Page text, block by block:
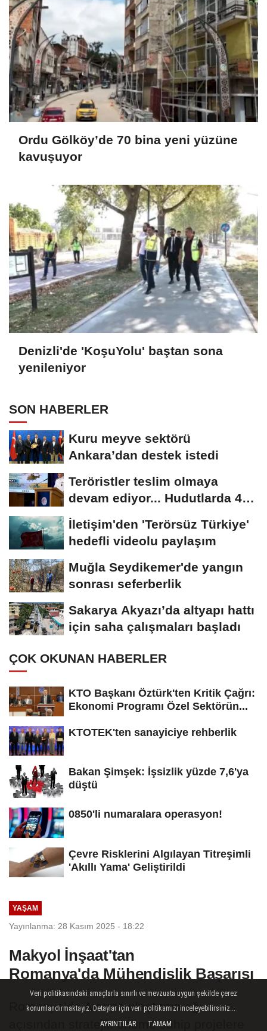
Ordu Gölköy’de 70 bina yeni yüzüne
kavuşuyor
Denizli'de 'KoşuYolu' baştan sona
yenileniyor
SON HABERLER
Kuru meyve sektörü
Ankara’dan destek istedi
Teröristler teslim olmaya
devam ediyor... Hudutlarda 490
kişi yakalandı
İletişim'den 'Terörsüz Türkiye'
hedefli videolu paylaşım
Muğla Seydikemer'de yangın
sonrası seferberlik
Sakarya Akyazı’da altyapı hattı
için saha çalışmaları başladı
ÇOK OKUNAN HABERLER
KTO Başkanı Öztürk'ten Kritik Çağrı:
Ekonomi Programı Özel Sektörün...
KTOTEK'ten sanayiciye rehberlik
Bakan Şimşek: İşsizlik yüzde 7,6'ya
düştü
0850'li numaralara operasyon!
Çevre Risklerini Algılayan Titreşimli
'Akıllı Yama' Geliştirildi
YAŞAM
Yayınlanma: 28 Kasım 2025 - 18:22
Makyol İnşaat'tan
Romanya'da Mühendislik Başarısı
Romanya’da Avrupa ulaştırma ağı
açısından stratejik öneme sahip projelere
Veri politikasındaki amaçlarla sınırlı ve mevzuata uygun şekilde çerez
konumlandırmaktayız. Detaylar için veri politikamızı inceleyebilirsiniz...
AYRINTILAR
TAMAM